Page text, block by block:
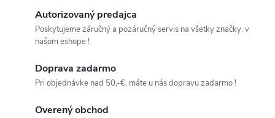
Autorizovaný predajca
Poskytujeme záručný a pozáručný servis na všetky značky, v
našom eshope !
Doprava zadarmo
Pri objednávke nad 50,-€, máte u nás dopravu zadarmo !
Overený obchod